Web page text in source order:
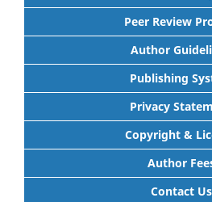
Peer Review
Author
Publishing
Privacy
Copyright &
Author
Contact Us